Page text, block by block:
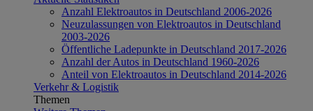
Anzahl Elektroautos in Deutschland 2006-2026
Neuzulassungen von Elektroautos in Deutschland
2003-2026
Öffentliche Ladepunkte in Deutschland 2017-2026
Anzahl der Autos in Deutschland 1960-2026
Anteil von Elektroautos in Deutschland 2014-2026
Verkehr & Logistik
Themen